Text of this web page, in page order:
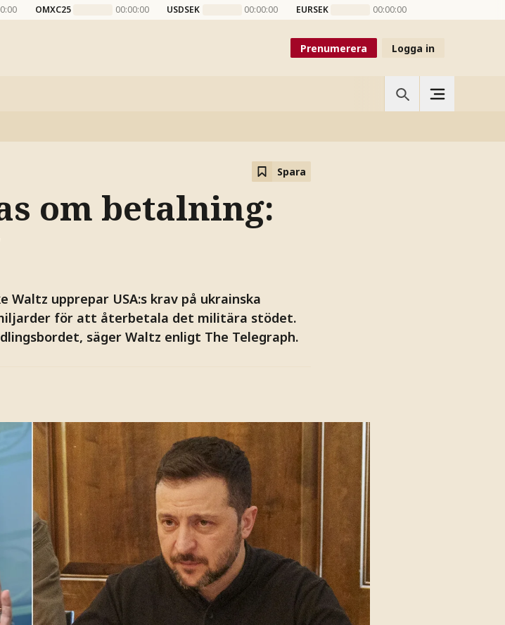
OMXC25 00:00:00 USDSEK 00:00:00 EURSEK 00:00:00
Prenumerera Logga in
Spara
om betalning:
Waltz upprepar USA:s krav på ukrainska
för att återbetala det militära stödet.
säger Waltz enligt The Telegraph.